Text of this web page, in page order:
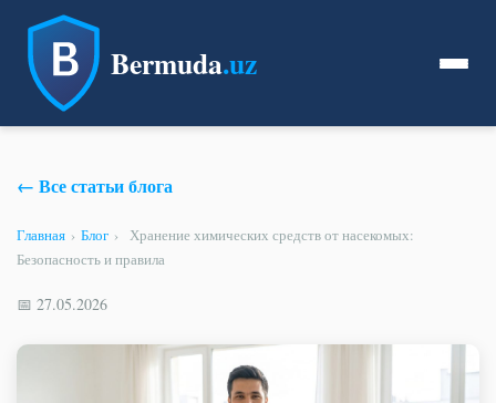
Bermuda.uz
← Все статьи блога
Главная › Блог ›
Хранение химических средств от насекомых:
Безопасность и правила
📅 27.05.2026